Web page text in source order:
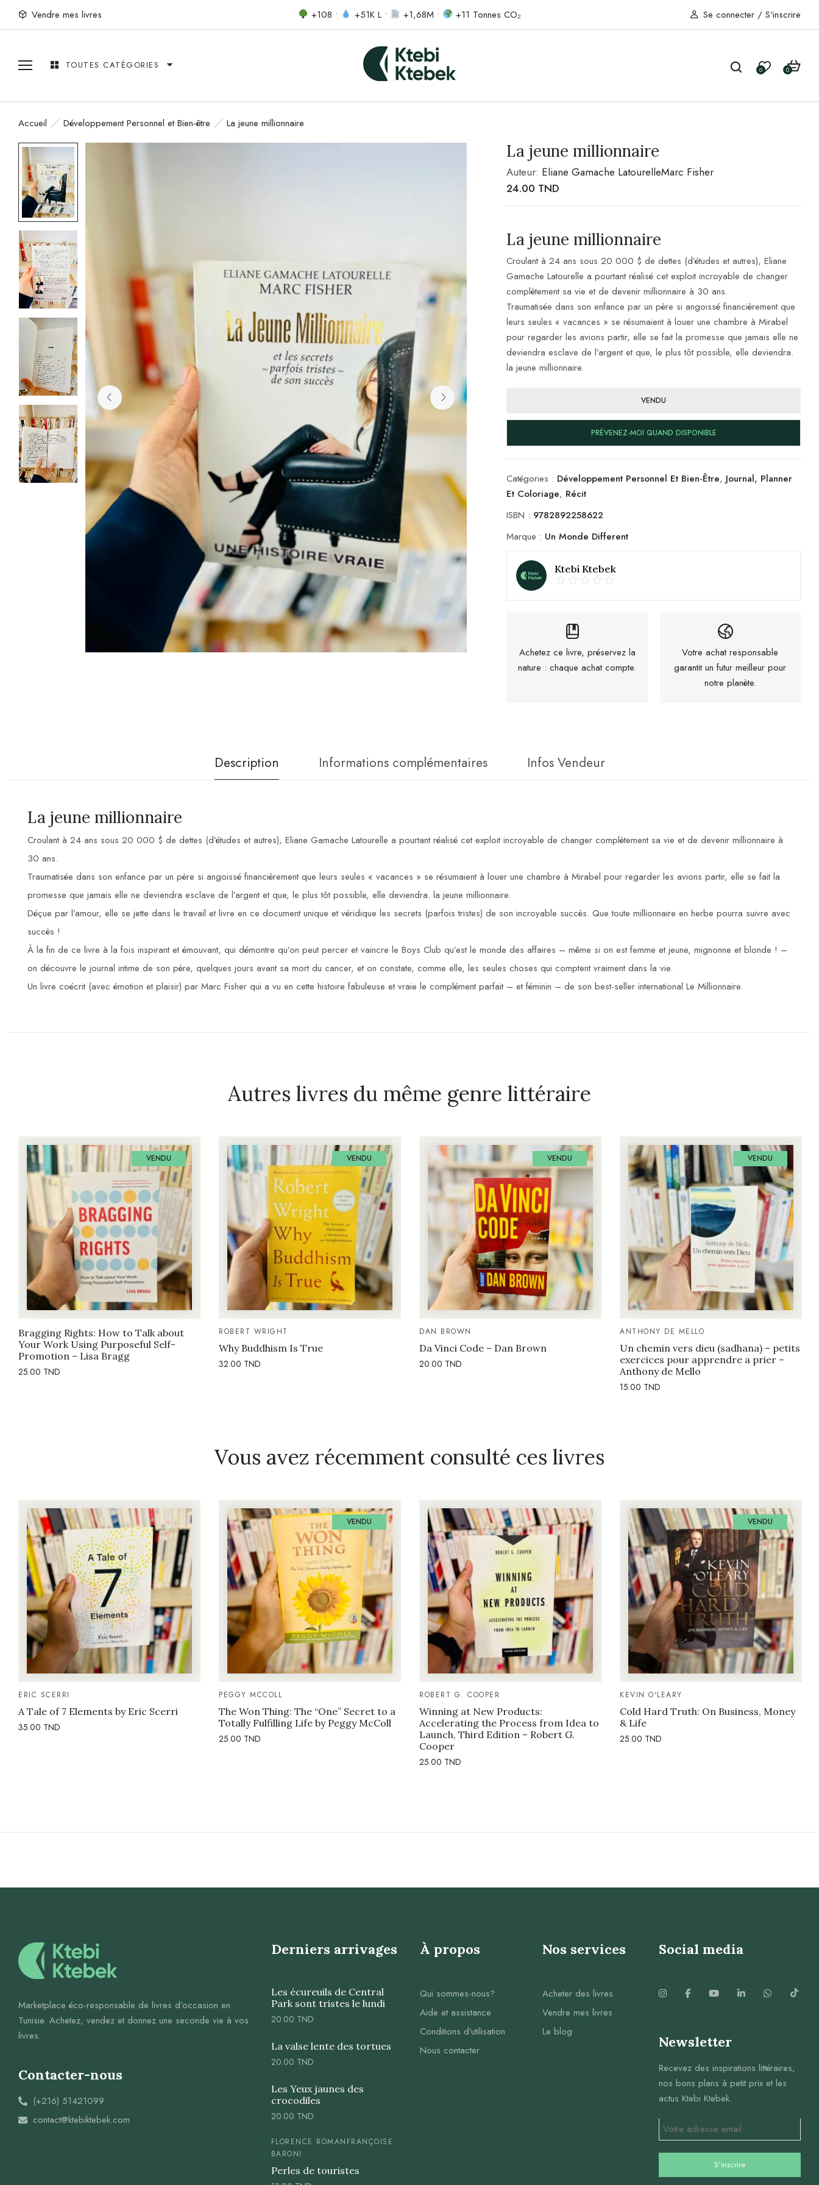
Vendre mes livres +108 • +51K L • +1,68M • +11 Tonnes CO₂ Se connecter / S'inscrire
TOUTES CATÉGORIES 0 0
Accueil Développement Personnel et Bien-être La jeune millionnaire
La jeune millionnaire
Auteur: Eliane Gamache LatourelleMarc Fisher
24.00 TND
La jeune millionnaire
Croulant à 24 ans sous 20 000 $ de dettes (d’études et autres), Eliane
Gamache Latourelle a pourtant réalisé cet exploit incroyable de changer
complètement sa vie et de devenir millionnaire à 30 ans.
Traumatisée dans son enfance par un père si angoissé financièrement que
leurs seules « vacances » se résumaient à louer une chambre à Mirabel
pour regarder les avions partir, elle se fait la promesse que jamais elle ne
deviendra esclave de l’argent et que, le plus tôt possible, elle deviendra.
la jeune millionnaire.
VENDU
PRÉVENEZ-MOI QUAND DISPONIBLE
Catégories : Développement Personnel Et Bien-Être, Journal, Planner
Et Coloriage, Récit
ISBN : 9782892258622
Marque : Un Monde Different
Ktebi Ktebek
Achetez ce livre, préservez la
nature : chaque achat compte.
Votre achat responsable
garantit un futur meilleur pour
notre planète.
Description Informations complémentaires Infos Vendeur
La jeune millionnaire
Croulant à 24 ans sous 20 000 $ de dettes (d’études et autres), Eliane Gamache Latourelle a pourtant réalisé cet exploit incroyable de changer complètement sa vie et de devenir millionnaire à
30 ans.
Traumatisée dans son enfance par un père si angoissé financièrement que leurs seules « vacances » se résumaient à louer une chambre à Mirabel pour regarder les avions partir, elle se fait la
promesse que jamais elle ne deviendra esclave de l’argent et que, le plus tôt possible, elle deviendra. la jeune millionnaire.
Déçue par l’amour, elle se jette dans le travail et livre en ce document unique et véridique les secrets (parfois tristes) de son incroyable succès. Que toute millionnaire en herbe pourra suivre avec
succès !
À la fin de ce livre à la fois inspirant et émouvant, qui démontre qu’on peut percer et vaincre le Boys Club qu’est le monde des affaires – même si on est femme et jeune, mignonne et blonde ! –
on découvre le journal intime de son père, quelques jours avant sa mort du cancer, et on constate, comme elle, les seules choses qui comptent vraiment dans la vie.
Un livre coécrit (avec émotion et plaisir) par Marc Fisher qui a vu en cette histoire fabuleuse et vraie le complément parfait – et féminin – de son best-seller international Le Millionnaire.
Autres livres du même genre littéraire
VENDU
Bragging Rights: How to Talk about
Your Work Using Purposeful Self-
Promotion – Lisa Bragg
25.00 TND
VENDU
ROBERT WRIGHT
Why Buddhism Is True
32.00 TND
VENDU
DAN BROWN
Da Vinci Code – Dan Brown
20.00 TND
VENDU
ANTHONY DE MELLO
Un chemin vers dieu (sadhana) – petits
exercices pour apprendre a prier –
Anthony de Mello
15.00 TND
Vous avez récemment consulté ces livres
ERIC SCERRI
A Tale of 7 Elements by Eric Scerri
35.00 TND
VENDU
PEGGY MCCOLL
The Won Thing: The “One” Secret to a
Totally Fulfilling Life by Peggy McColl
25.00 TND
ROBERT G. COOPER
Winning at New Products:
Accelerating the Process from Idea to
Launch, Third Edition – Robert G.
Cooper
25.00 TND
VENDU
KEVIN O'LEARY
Cold Hard Truth: On Business, Money
& Life
25.00 TND
Marketplace éco-responsable de livres d’occasion en
Tunisie. Achetez, vendez et donnez une seconde vie à vos
livres.
Contacter-nous
(+216) 51421099
contact@ktebiktebek.com
Derniers arrivages
Les écureuils de Central
Park sont tristes le lundi
20.00 TND
La valse lente des tortues
20.00 TND
Les Yeux jaunes des
crocodiles
20.00 TND
FLORENCE ROMAN FRANÇOISE
BARONI
Perles de touristes
À propos
Qui sommes-nous?
Aide et assistance
Conditions d’utilisation
Nous contacter
Nos services
Acheter des livres
Vendre mes livres
Le blog
Social media
Newsletter
Recevez des inspirations littéraires,
nos bons plans à petit prix et les
actus Ktebi Ktebek.